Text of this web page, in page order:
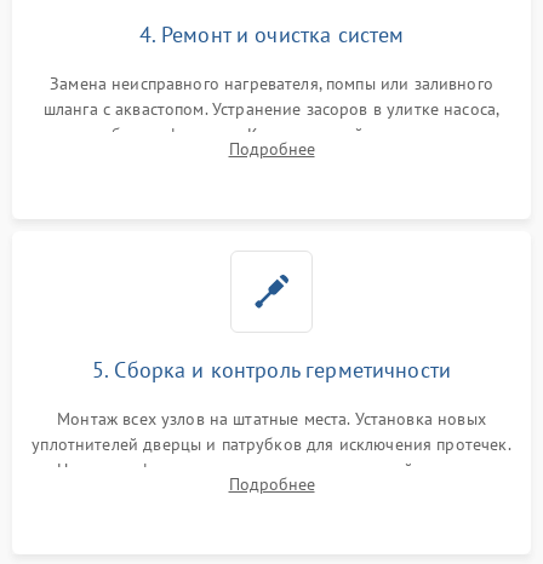
4. Ремонт и очистка систем
Замена неисправного нагревателя, помпы или заливного
шланга с аквастопом. Устранение засоров в улитке насоса,
патрубках и фильтрах. Компонентный ремонт платы
управления, восстановление поврежденной проводки.
Подробнее
5. Сборка и контроль герметичности
Монтаж всех узлов на штатные места. Установка новых
уплотнителей дверцы и патрубков для исключения протечек.
Надежная фиксация хомутов гидравлической системы,
сборка корпуса и установка датчика поплавка.
Подробнее